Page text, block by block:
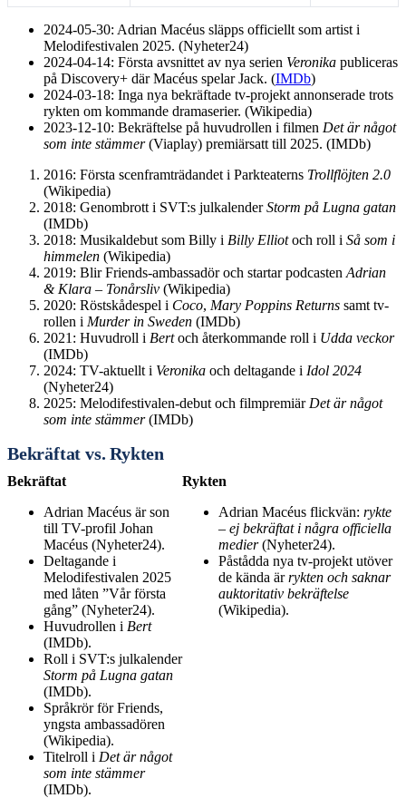
2024-05-30: Adrian Macéus släpps officiellt som artist i
Melodifestivalen 2025. (Nyheter24)
2024-04-14: Första avsnittet av nya serien Veronika publiceras
på Discovery+ där Macéus spelar Jack. (IMDb)
2024-03-18: Inga nya bekräftade tv-projekt annonserade trots
rykten om kommande dramaserier. (Wikipedia)
2023-12-10: Bekräftelse på huvudrollen i filmen Det är något
som inte stämmer(Viaplay) premiärsatt till 2025. (IMDb)
2016: Första scenframträdandet i Parkteaterns Trollflöjten 2.0
(Wikipedia)
2018: Genombrott i SVT:s julkalenderStorm på Lugna gatan
(IMDb)
2018: Musikaldebut som Billy i Billy Elliotoch roll i Så som i
himmelen (Wikipedia)
2019: Blir Friends-ambassadör och startar podcastenAdrian
& Klara – Tonårsliv (Wikipedia)
2020: Röstskådespel i Coco, Mary Poppins Returns samt tv-
rollen i Murder in Sweden (IMDb)
2021: Huvudroll i Bertoch återkommande roll i Udda veckor
(IMDb)
2024: TV-aktuellt i Veronika och deltagande i Idol 2024
(Nyheter24)
2025: Melodifestivalen-debut och filmpremiärDet är något
som inte stämmer(IMDb)
Bekräftat vs. Rykten
Bekräftat
Adrian Macéus är son
till TV-profil Johan
Macéus (Nyheter24).
Deltagande i
Melodifestivalen 2025
med låten ”Vår första
gång” (Nyheter24).
Huvudrollen i Bert
(IMDb).
Roll i SVT:s julkalender
Storm på Lugna gatan
(IMDb).
Språkrör för Friends,
yngsta ambassadören
(Wikipedia).
Titelroll i Det är något
som inte stämmer
(IMDb).
Rykten
Adrian Macéus flickvän:rykte
– ej bekräftat i några officiella
medier(Nyheter24).
Påstådda nya tv-projekt utöver
de kända ärrykten och saknar
auktoritativ bekräftelse
(Wikipedia).